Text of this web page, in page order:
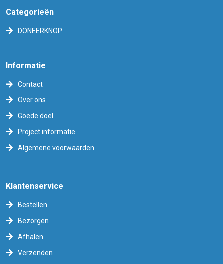
Categorieën
DONEERKNOP
Informatie
Contact
Over ons
Goede doel
Project informatie
Algemene voorwaarden
Klantenservice
Bestellen
Bezorgen
Afhalen
Verzenden